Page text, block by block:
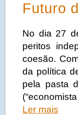
Futuro
No dia 27
peritos
coesão.
da política
pela pasta
Ler mais